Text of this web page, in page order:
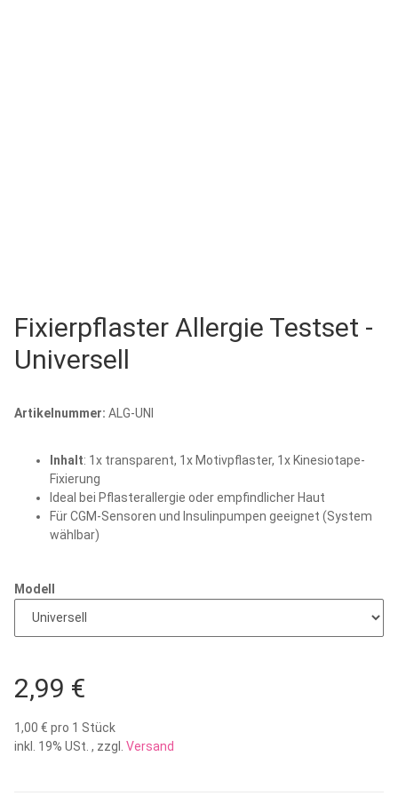
Fixierpflaster Allergie Testset -
Universell
Artikelnummer: ALG-UNI
Inhalt: 1x transparent, 1x Motivpflaster, 1x Kinesiotape-
Fixierung
Ideal bei Pflasterallergie oder empfindlicher Haut
Für CGM-Sensoren und Insulinpumpen geeignet (System
wählbar)
Modell
2,99 €
1,00 € pro 1 Stück
inkl. 19% USt. , zzgl. Versand